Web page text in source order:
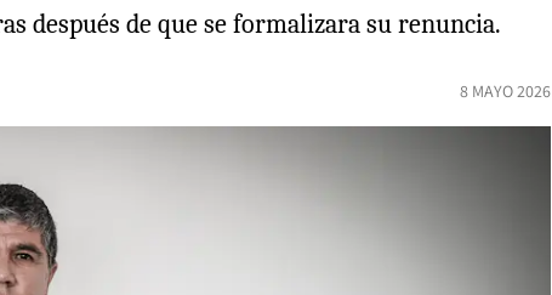
después de que se formalizara su renuncia.
8 MAYO 2026